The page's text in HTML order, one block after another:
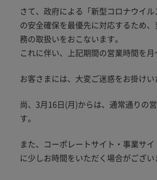
さて、政府による「新型コロナウイ
の安全確保を最優先に対応するため
務の取扱いをおこないます。
これに伴い、上記期間の営業時間を
お客さまには、大変ご迷惑をお掛け
尚、3月16日(月)からは、通常通りの
す。
また、コーポレートサイト・事業サ
に少しお時間をいただく場合がござ